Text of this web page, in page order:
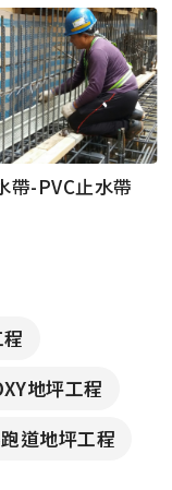
地坪工程
道地坪工程
帶-PVC止水帶